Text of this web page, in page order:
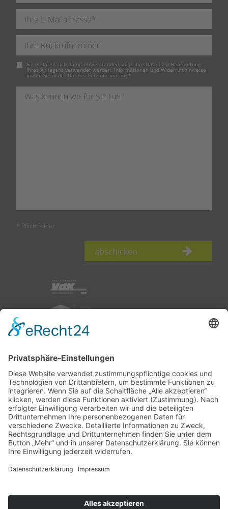
Pflichtfeld
Sie erklären sich damit einverstanden, dass Ihre Daten zur Bearbeitung
Ihres Anliegens verwendet werden. Informationen und Widerrufshinweise
finden Sie in der Datenschutzinformation *
* Pflichtfelder
abschicken
nach oben
Impressum|Datenschutz